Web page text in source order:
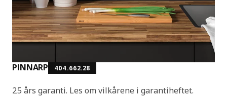
PINNARP 404.662.28
25 års garanti. Les om vilkårene i garantiheftet.